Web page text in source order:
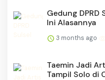
Gedung DPRD
Ini Alasannya
3 months ago
Taemin Jadi
Tampil Solo di